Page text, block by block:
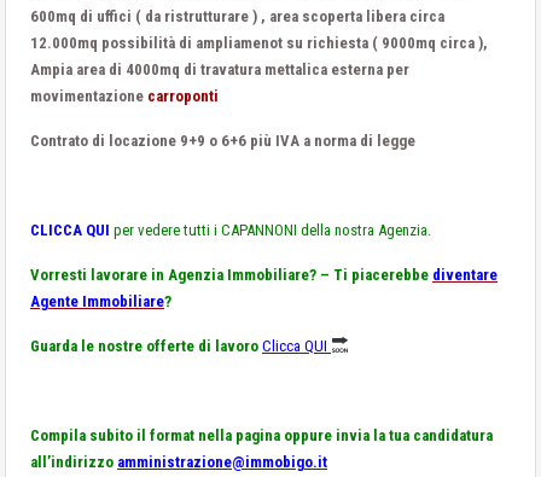
600mq di uffici ( da ristrutturare ) , area scoperta libera circa
12.000mq possibilità di ampliamenot su richiesta ( 9000mq circa ),
Ampia area di 4000mq di travatura mettalica esterna per
movimentazione carroponti
Contrato di locazione 9+9 o 6+6 più IVA a norma di legge
CLICCA QUI per vedere tutti i CAPANNONI della nostra Agenzia.
Vorresti lavorare in Agenzia Immobiliare? – Ti piacerebbe diventare
Agente Immobiliare?
Guarda le nostre offerte di lavoro Clicca QUI
Compila subito il format nella pagina oppure invia la tua candidatura
all’indirizzo amministrazione@immobigo.it